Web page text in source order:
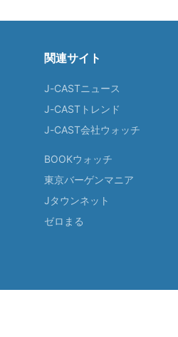
関連サイト
J-CASTニュース
J-CASTトレンド
J-CAST会社ウォッチ
BOOKウォッチ
東京バーゲンマニア
Jタウンネット
ゼロまる